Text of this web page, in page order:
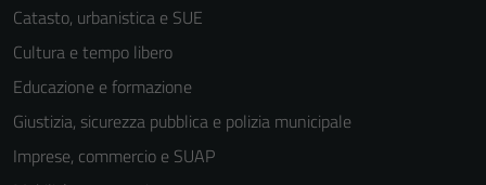
Catasto, urbanistica e SUE
Cultura e tempo libero
Educazione e formazione
Giustizia, sicurezza pubblica e polizia municipale
Imprese, commercio e SUAP